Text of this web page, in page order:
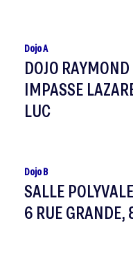
Dojo A
DOJO
IMPASSE
LUC
Dojo B
SALLE
6 RUE